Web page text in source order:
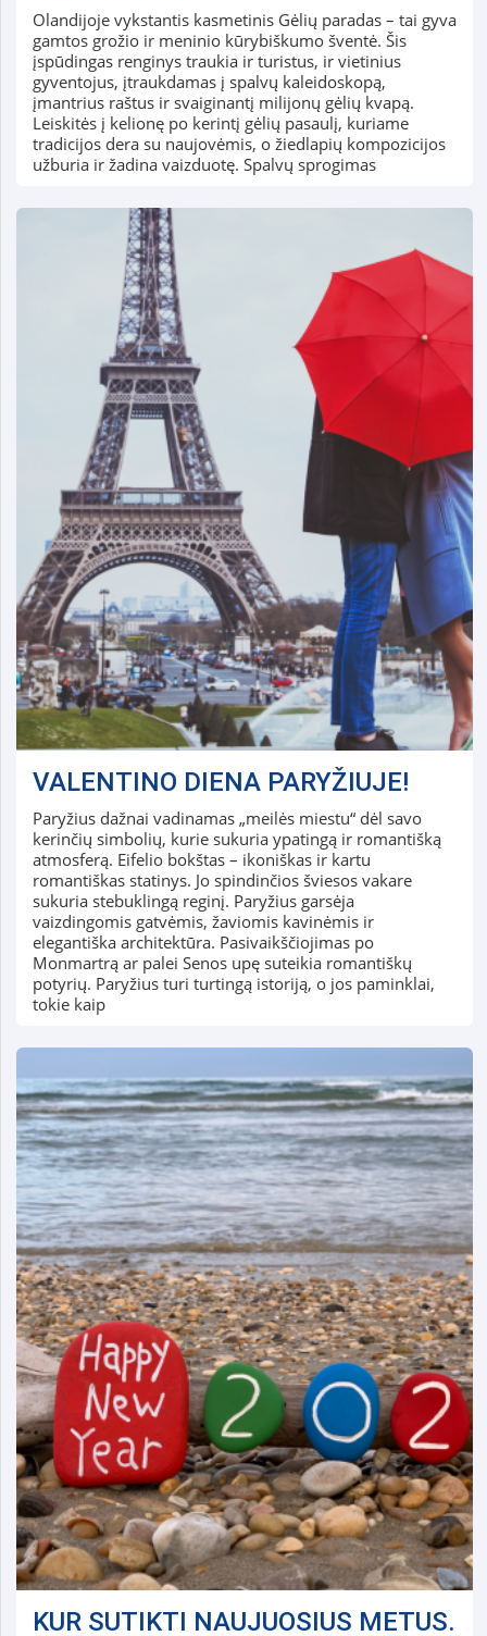
Olandijoje vykstantis kasmetinis Gėlių paradas – tai gyva
gamtos grožio ir meninio kūrybiškumo šventė. Šis
įspūdingas renginys traukia ir turistus, ir vietinius
gyventojus, įtraukdamas į spalvų kaleidoskopą,
įmantrius raštus ir svaiginantį milijonų gėlių kvapą.
Leiskitės į kelionę po kerintį gėlių pasaulį, kuriame
tradicijos dera su naujovėmis, o žiedlapių kompozicijos
užburia ir žadina vaizduotę. Spalvų sprogimas
VALENTINO DIENA PARYŽIUJE!
Paryžius dažnai vadinamas „meilės miestu“ dėl savo
kerinčių simbolių, kurie sukuria ypatingą ir romantišką
atmosferą. Eifelio bokštas – ikoniškas ir kartu
romantiškas statinys. Jo spindinčios šviesos vakare
sukuria stebuklingą reginį. Paryžius garsėja
vaizdingomis gatvėmis, žaviomis kavinėmis ir
elegantiška architektūra. Pasivaikščiojimas po
Monmartrą ar palei Senos upę suteikia romantiškų
potyrių. Paryžius turi turtingą istoriją, o jos paminklai,
tokie kaip
KUR SUTIKTI NAUJUOSIUS METUS.